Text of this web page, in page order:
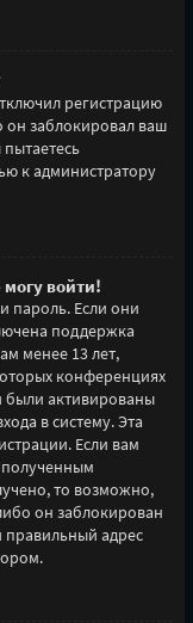
регистрацию
он заблокировал ваш
к администратору
войти!
пароль. Если они
поддержка
менее 13 лет,
конференциях
были активированы
в систему. Эта
Если вам
то возможно,
он заблокирован
правильный адрес